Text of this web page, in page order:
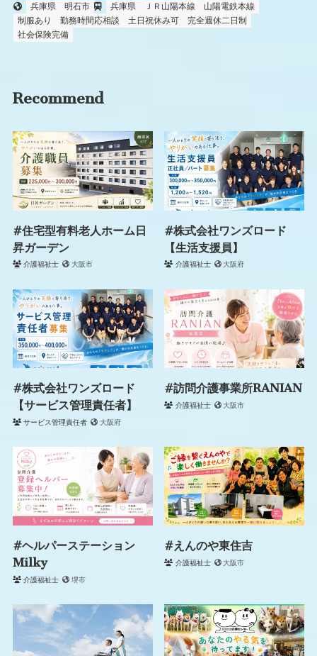
兵庫県
明石市 兵庫県 ＪＲ山陽本線
山陽電鉄本線
制服あり
勤務時間応相談 土日祝休み可
完全週休二日制
社会保険完備
Recommend
#住宅型有料老人ホーム日
昇ガーデン
介護福祉士 大阪市
#株式会社ワンズロード
【生活支援員】
介護福祉士 大阪府
#株式会社ワンズロード
【サービス管理責任者】
サービス管理責任者 大阪府
#訪問介護事業所RANIAN
介護福祉士 大阪市
#ヘルパーステーション
Milky
介護福祉士 堺市
#えんのや東住吉
介護福祉士 大阪市